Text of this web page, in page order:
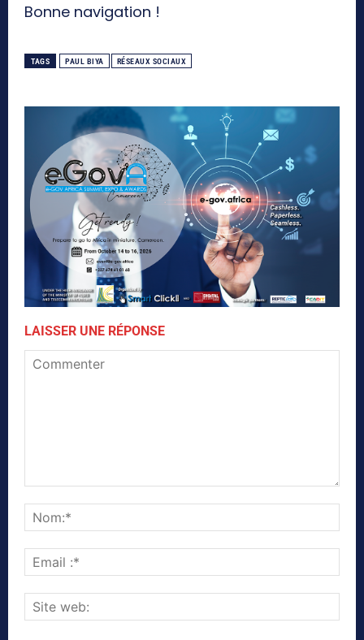
Bonne navigation !
TAGS PAUL BIYA RÉSEAUX SOCIAUX
LAISSER UNE RÉPONSE
:*
web: